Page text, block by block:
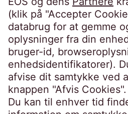
True Møllevej 9
8381 Tilst
Danmark
Telefon:+45 70 22 10 20
kontakt@eos-danmark.dk